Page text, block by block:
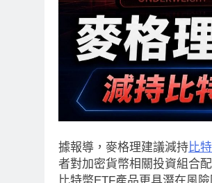
據報導，麥格理建議減持比
者對加密貨幣相關投資組合
比特幣ETF產品更具潛在風